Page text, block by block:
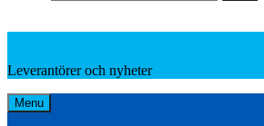
Leverantörer och nyheter
Menu